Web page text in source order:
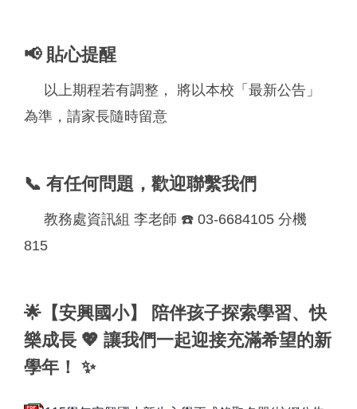
📢 貼心提醒
以上期程若有調整， 將以本校「最新公告」
為準，請家長隨時留意
📞 有任何問題，歡迎聯繫我們
教務處資訊組 李老師 ☎️ 03-6684105 分機
815
🌟【安興國小】 陪伴孩子探索學習、快
樂成長 💖 讓我們一起迎接充滿希望的新
學年！ ✨